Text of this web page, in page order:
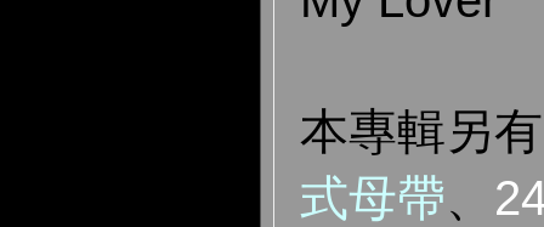
本專輯另
式母帶、